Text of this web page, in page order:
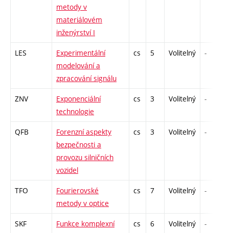
metody v
materiálovém
inženýrství I
LES
Experimentální
modelování a
zpracování signálu
cs 5 Volitelný -
ZNV
Exponenciální
technologie
cs 3 Volitelný -
QFB
Forenzní aspekty
bezpečnosti a
provozu silničních
vozidel
cs 3 Volitelný -
TFO
Fourierovské
metody v optice
cs 7 Volitelný -
SKF
Funkce komplexní
cs 6 Volitelný -